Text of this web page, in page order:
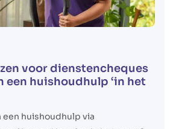
voor dienstencheques
een huishoudhulp ‘in het
een huishoudhulp via